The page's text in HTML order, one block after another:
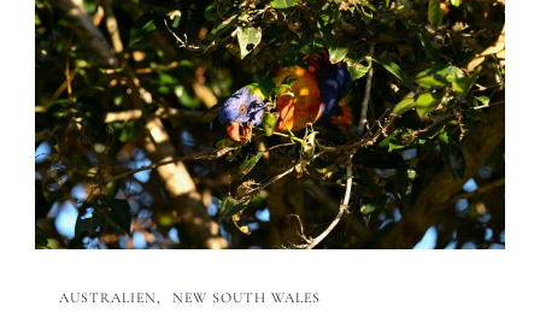
AUSTRALIEN NEW SOUTH WALES